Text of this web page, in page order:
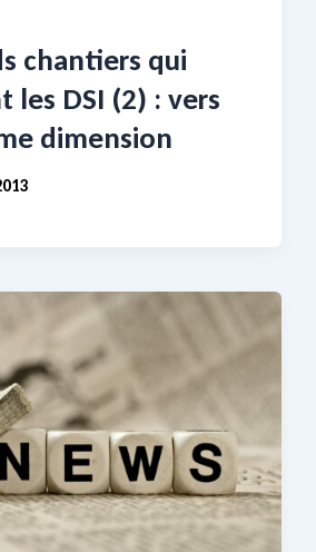
chantiers qui
les DSI (2) : vers
dimension